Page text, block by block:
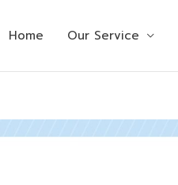
Home Our Service